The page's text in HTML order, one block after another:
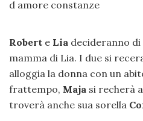
Robert e Lia decideranno
mamma di Lia. I due si
alloggia la donna con un
frattempo, Maja si recherà
troverà anche sua sorella